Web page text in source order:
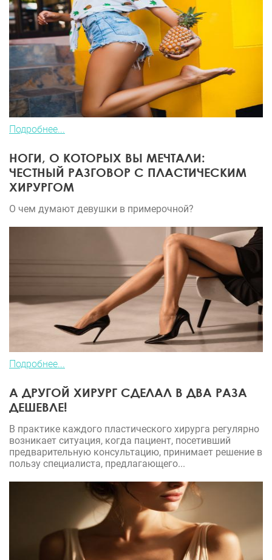
Подробнее...
НОГИ, О КОТОРЫХ ВЫ МЕЧТАЛИ:
ЧЕСТНЫЙ РАЗГОВОР С ПЛАСТИЧЕСКИМ
ХИРУРГОМ
О чем думают девушки в примерочной?
Подробнее...
А ДРУГОЙ ХИРУРГ СДЕЛАЛ В ДВА РАЗА
ДЕШЕВЛЕ!
В практике каждого пластического хирурга регулярно
возникает ситуация, когда пациент, посетивший
предварительную консультацию, принимает решение в
пользу специалиста, предлагающего...